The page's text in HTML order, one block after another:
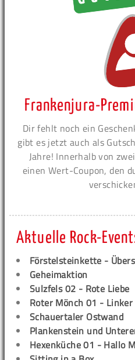
Frankenjura-
Dir fehlt noch ein
gibt es jetzt auch als
Jahre! Innerhalb von
einen Wert-Coupon, den
Aktuelle Rock-
Förstelsteinkette -
Geheimaktion
Sulzfels 02 - Rote Liebe
Roter Mönch 01 - Linker
Schauertaler Ostwand
Plankenstein und
Hexenküche 01 - Hallo